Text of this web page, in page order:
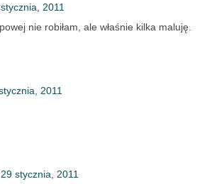
2011
nie robiłam, ale właśnie kilka maluję.
2011
stycznia, 2011